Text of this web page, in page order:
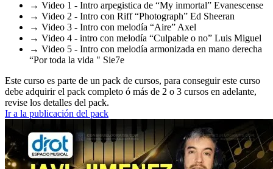
→ Video 1 - Intro arpegistica de “My inmortal” Evanescense
→ Video 2 - Intro con Riff “Photograph” Ed Sheeran
→ Video 3 - Intro con melodía “Aire” Axel
→ Video 4 - intro con melodía “Culpable o no” Luis Miguel
→ Video 5 - Intro con melodía armonizada en mano derecha
“Por toda la vida " Sie7e
Este curso es parte de un pack de cursos, para conseguir este curso
debe adquirir el pack completo ó más de 2 o 3 cursos en adelante,
revise los detalles del pack.
Ir a la publicación del pack